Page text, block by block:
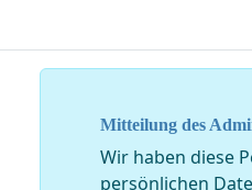
Mitteilung des
Wir haben diese
persönlichen